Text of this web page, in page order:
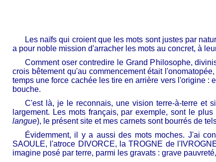
Les naïfs qui croient que les mots sont justes par
a pour noble mission d'arracher les mots au concret, à
Comment oser contredire le Grand Philosophe,
crois bêtement qu'au commencement était
temps une force cachée les tire en arrière vers l'origine :
bouche.
C'est là, je le reconnais, une vision terre-à-terre et
largement. Les mots français, par exemple, sont le
langue), le présent site et mes carnets sont bourrés de
Évidemment, il y a aussi des mots moches. J'ai
SAOULE, l'atroce DIVORCE, la TROGNE de
imagine posé par terre, parmi les gravats : grave